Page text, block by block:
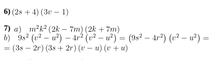
6)
7)